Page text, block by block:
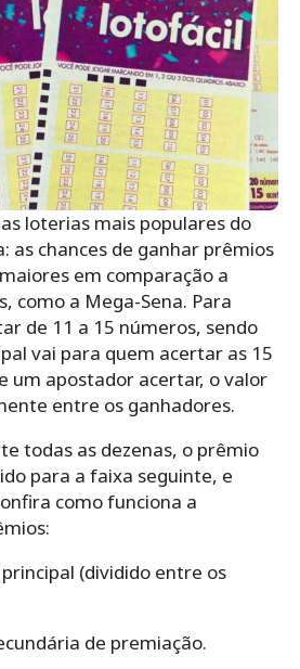
loterias mais populares do
as chances de ganhar prêmios
em comparação a
como a Mega-Sena. Para
de 11 a 15 números, sendo
vai para quem acertar as 15
um apostador acertar, o valor
entre os ganhadores.
todas as dezenas, o prêmio
para a faixa seguinte, e
como funciona a
(dividido entre os
de premiação.